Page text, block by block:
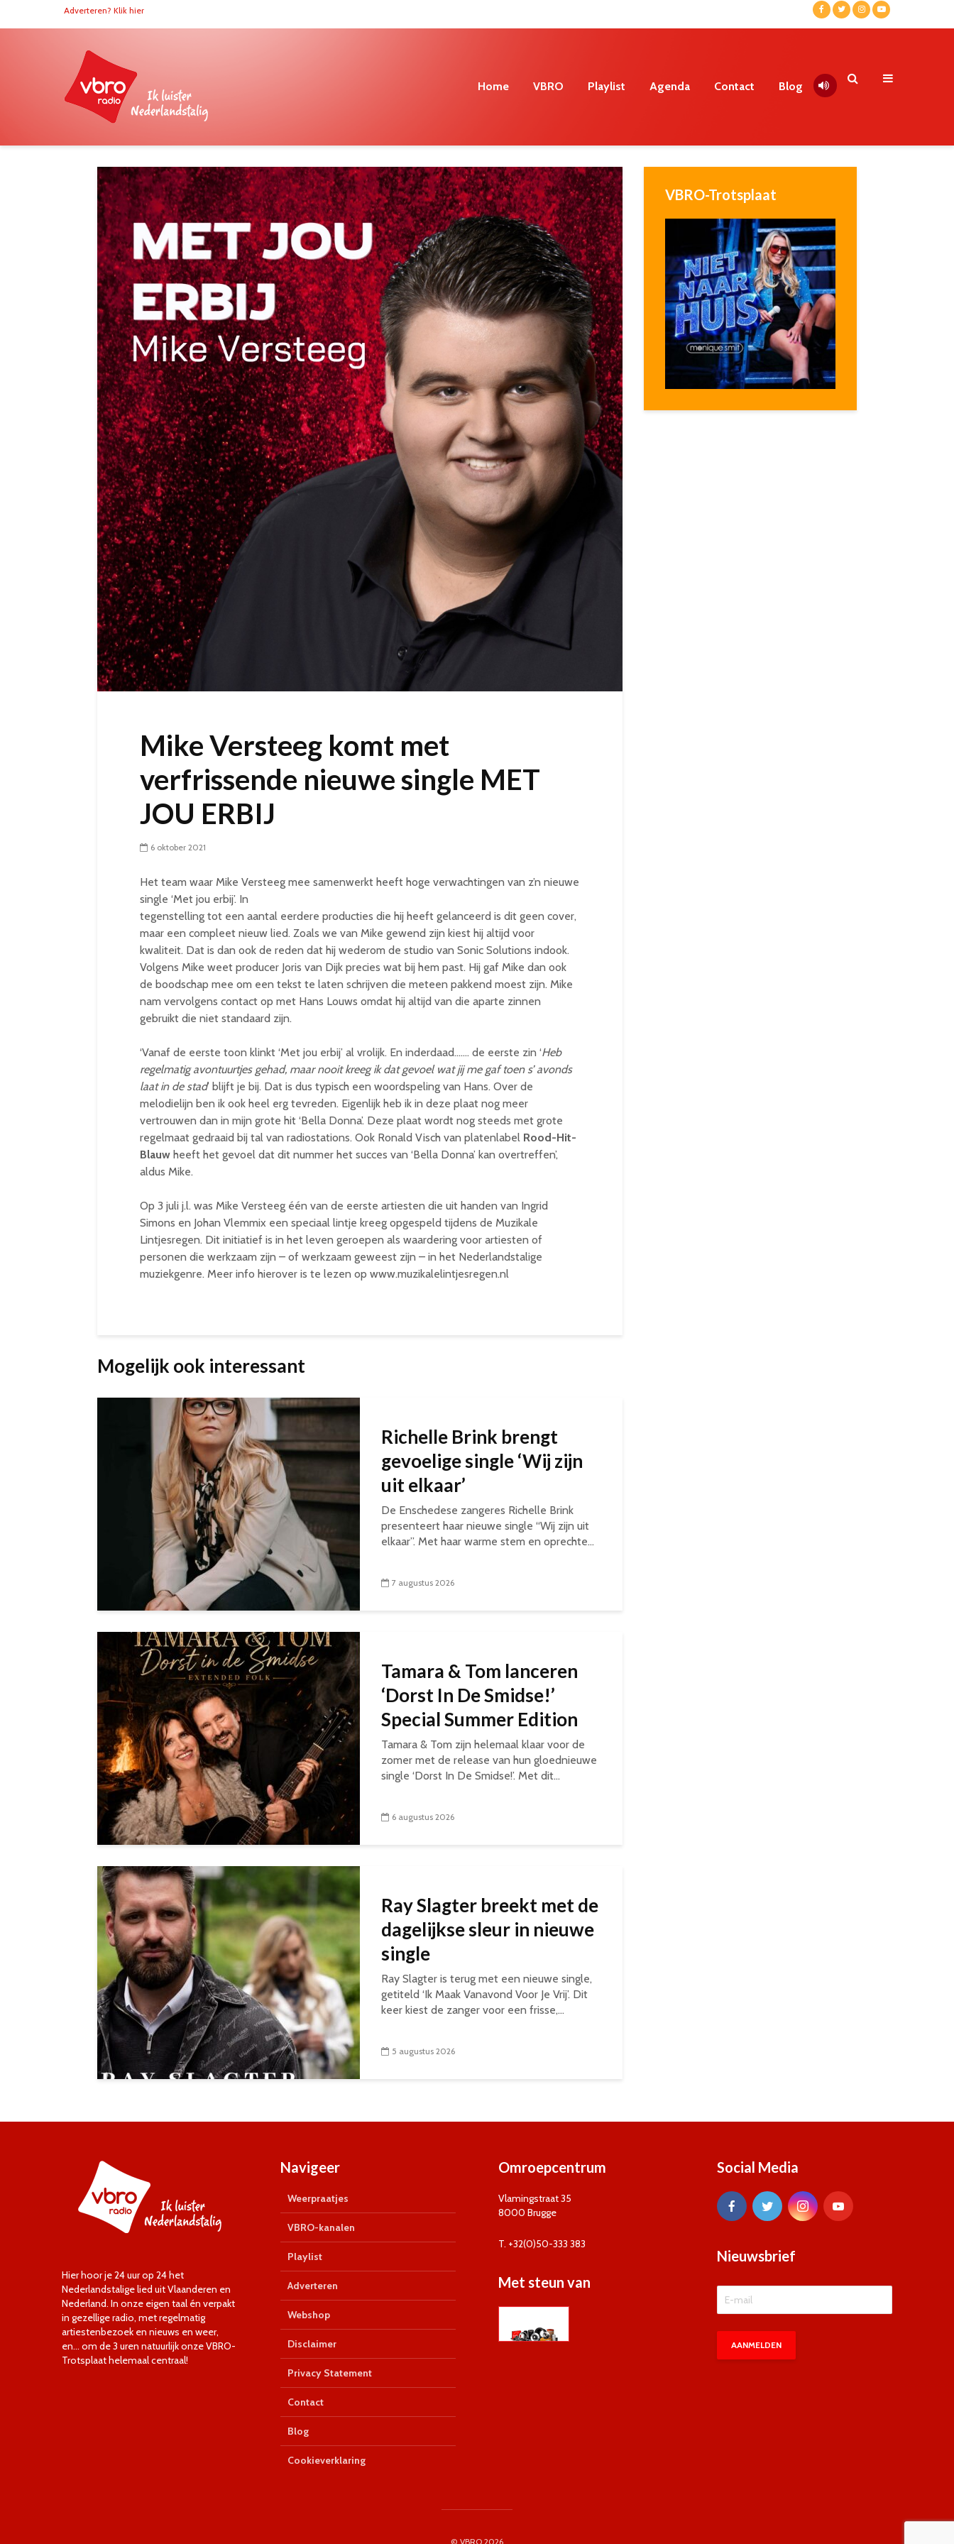
Adverteren? Klik hier
Home VBRO Playlist Agenda Contact Blog
Mike Versteeg komt met
verfrissende nieuwe single MET
JOU ERBIJ
6 oktober 2021
Het team waar Mike Versteeg mee samenwerkt heeft hoge verwachtingen van z’n nieuwe
single ‘Met jou erbij’. In
tegenstelling tot een aantal eerdere producties die hij heeft gelanceerd is dit geen cover,
maar een compleet nieuw lied. Zoals we van Mike gewend zijn kiest hij altijd voor
kwaliteit. Dat is dan ook de reden dat hij wederom de studio van Sonic Solutions indook.
Volgens Mike weet producer Joris van Dijk precies wat bij hem past. Hij gaf Mike dan ook
de boodschap mee om een tekst te laten schrijven die meteen pakkend moest zijn. Mike
nam vervolgens contact op met Hans Louws omdat hij altijd van die aparte zinnen
gebruikt die niet standaard zijn.
‘Vanaf de eerste toon klinkt ‘Met jou erbij’ al vrolijk. En inderdaad……. de eerste zin ‘Heb
regelmatig avontuurtjes gehad, maar nooit kreeg ik dat gevoel wat jij me gaftoen s’ avonds
laat in de stad’ blijft je bij. Dat is dus typisch een woordspeling van Hans. Over de
melodielijn ben ik ook heel erg tevreden. Eigenlijk heb ik in deze plaat nog meer
vertrouwen dan in mijn grote hit ‘Bella Donna’. Deze plaat wordt nog steeds met grote
regelmaat gedraaid bij tal van radiostations. Ook Ronald Visch van platenlabel Rood-Hit-
Blauw heeft het gevoel dat dit nummer het succes van ‘Bella Donna’ kan overtreffen’,
aldus Mike.
Op 3 juli j.l. was Mike Versteeg één van de eerste artiesten die uit handen van Ingrid
Simons en Johan Vlemmix een speciaal lintje kreeg opgespeld tijdens de Muzikale
Lintjesregen. Dit initiatief is in het leven geroepen als waardering voor artiesten of
personen die werkzaam zijn – of werkzaam geweest zijn – in het Nederlandstalige
muziekgenre. Meer info hierover is te lezen op www.muzikalelintjesregen.nl
Mogelijk ook interessant
Richelle Brink brengt
gevoelige single ‘Wij zijn
uit elkaar’
De Enschedese zangeres Richelle Brink
presenteert haar nieuwe single “Wij zijn uit
elkaar”. Met haar warme stem en oprechte...
7 augustus 2026
Tamara & Tom lanceren
‘Dorst In De Smidse!’
Special Summer Edition
Tamara & Tom zijn helemaal klaar voor de
zomer met de release van hun gloednieuwe
single ‘Dorst In De Smidse!’. Met dit...
6 augustus 2026
Ray Slagter breekt met de
dagelijkse sleur in nieuwe
single
Ray Slagter is terug met een nieuwe single,
getiteld ‘Ik Maak Vanavond Voor Je Vrij’. Dit
keer kiest de zanger voor een frisse,...
5 augustus 2026
VBRO-Trotsplaat
Hier hoor je 24 uur op 24 het
Nederlandstalige lied uit Vlaanderen en
Nederland. In onze eigen taal én verpakt
in gezellige radio, met regelmatig
artiestenbezoek en nieuws en weer,
en… om de 3 uren natuurlijk onze VBRO-
Trotsplaat helemaal centraal!
Navigeer
Weerpraatjes
VBRO-kanalen
Playlist
Adverteren
Webshop
Disclaimer
Privacy Statement
Contact
Blog
Cookieverklaring
Omroepcentrum
Vlamingstraat 35
8000 Brugge
T. +32(0)50-333 383
Met steun van
Social Media
Nieuwsbrief
© VBRO 2026